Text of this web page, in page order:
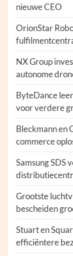
nieuwe CEO
OrionStar
NX Group
autonome
ByteDance
voor verdere
Bleckmann en
commerce
Samsung SDS
Grootste
bescheiden
Stuart en
efficiëntere